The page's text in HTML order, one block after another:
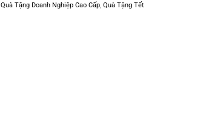
Quà Tặng Doanh Nghiệp Cao Cấp, Quà Tặng Tết